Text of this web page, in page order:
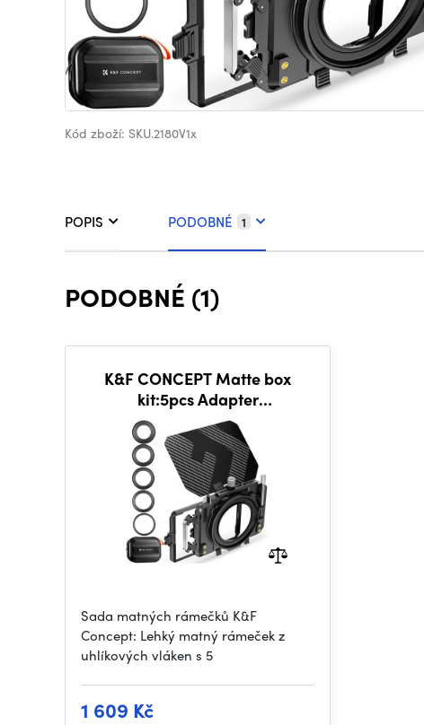
Kód zboží: SKU.2180V1x
POPIS PODOBNÉ 1
PODOBNÉ (1)
K&F CONCEPT Matte box
kit:5pcs Adapter
Rings(67/72/77/82/95mm)+2
pcs of 4*5.65 inch filter frame
Sada matných rámečků K&F
Concept: Lehký matný rámeček z
uhlíkových vláken s 5
1 609 Kč